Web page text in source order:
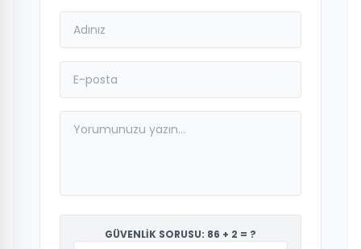
GÜVENLİK SORUSU: 86 + 2 = ?